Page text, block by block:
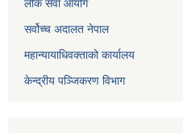
लोक सेवा आयोग
सर्वोच्च अदालत नेपाल
महान्यायाधिवक्ताको कार्यालय
केन्द्रीय पञ्जिकरण विभाग